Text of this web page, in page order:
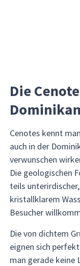
Die
Cenotes kennt
auch in der
verwunschen
Die geologischen
teils
kristallklarem
Besucher
Die von dichtem
eignen sich
man gerade keine